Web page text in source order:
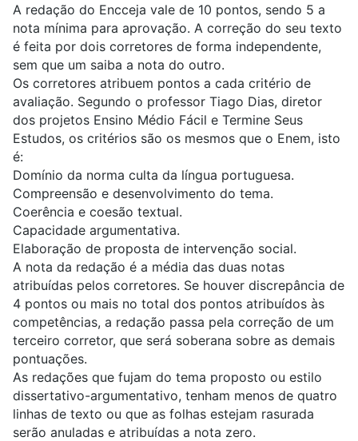
A redação do Encceja vale de 10 pontos, sendo 5 a
nota mínima para aprovação. A correção do seu texto
é feita por dois corretores de forma independente,
sem que um saiba a nota do outro.
Os corretores atribuem pontos a cada critério de
avaliação. Segundo o professor Tiago Dias, diretor
dos projetos Ensino Médio Fácil e Termine Seus
Estudos, os critérios são os mesmos que o Enem, isto
é:
Domínio da norma culta da língua portuguesa.
Compreensão e desenvolvimento do tema.
Coerência e coesão textual.
Capacidade argumentativa.
Elaboração de proposta de intervenção social.
A nota da redação é a média das duas notas
atribuídas pelos corretores. Se houver discrepância de
4 pontos ou mais no total dos pontos atribuídos às
competências, a redação passa pela correção de um
terceiro corretor, que será soberana sobre as demais
pontuações.
As redações que fujam do tema proposto ou estilo
dissertativo-argumentativo, tenham menos de quatro
linhas de texto ou que as folhas estejam rasurada
serão anuladas e atribuídas a nota zero.